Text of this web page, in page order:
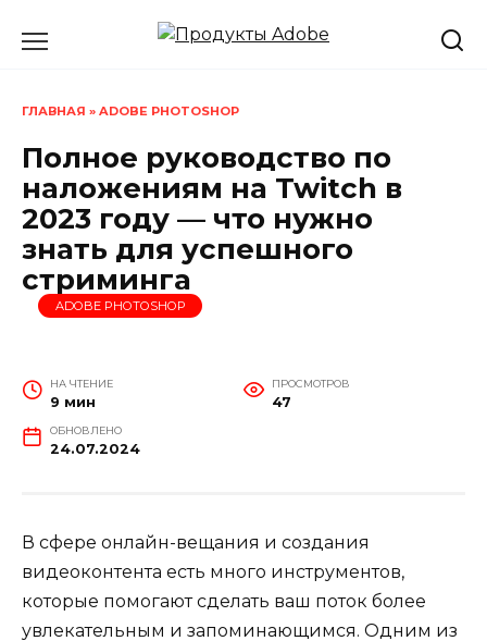
ГЛАВНАЯ » ADOBE PHOTOSHOP
Полное руководство по
наложениям на Twitch в
2023 году — что нужно
знать для успешного
стриминга
ADOBE PHOTOSHOP
НА ЧТЕНИЕ
9 мин
ПРОСМОТРОВ
47
ОБНОВЛЕНО
24.07.2024
В сфере онлайн-вещания и создания
видеоконтента есть много инструментов,
которые помогают сделать ваш поток более
увлекательным и запоминающимся. Одним из